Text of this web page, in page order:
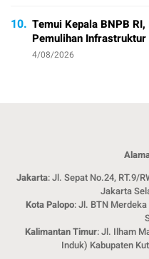
10. Temui Kepala BNPB
Pemulihan
4/08/2026
Jakarta: Jl. Sepat No.24, RT.9/
Jakarta
Kota Palopo: Jl. BTN
Kalimantan Timur: Jl. Ilham
Induk) Kabupaten